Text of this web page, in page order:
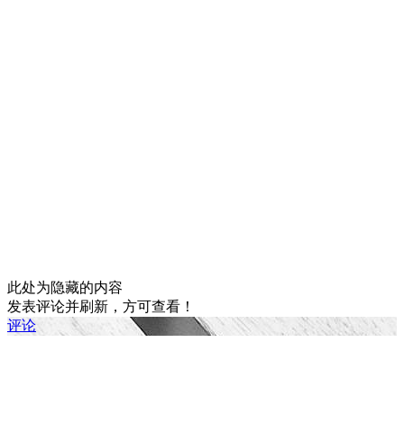
此处为隐藏的内容
发表评论并刷新，方可查看！
评论